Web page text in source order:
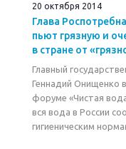
20 октября 2014
Глава
пьют грязную и
в стране от
Главный
Геннадий Онищенко
форуме «Чистая
вся вода в России
гигиеническим